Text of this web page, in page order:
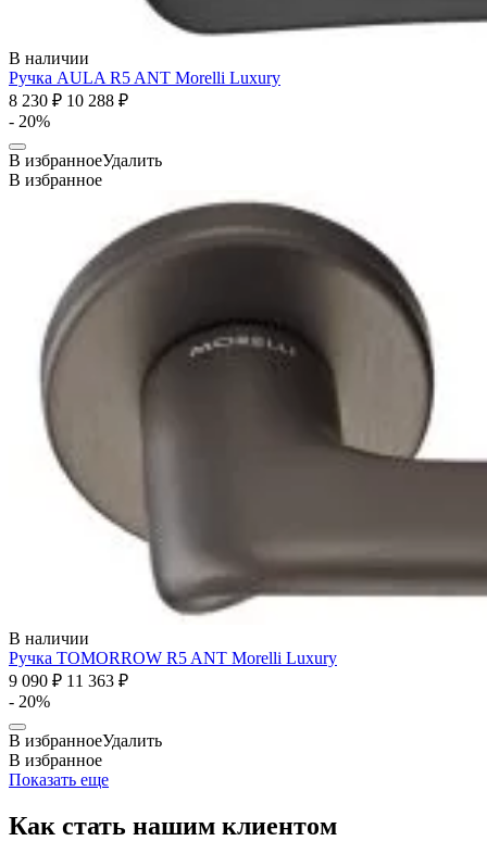
В наличии
Ручка AULA R5 ANT Morelli Luxury
8 230 ₽ 10 288 ₽
- 20%
В избранноеУдалить
В избранное
В наличии
Ручка TOMORROW R5 ANT Morelli Luxury
9 090 ₽ 11 363 ₽
- 20%
В избранноеУдалить
В избранное
Показать еще
Как стать нашим клиентом